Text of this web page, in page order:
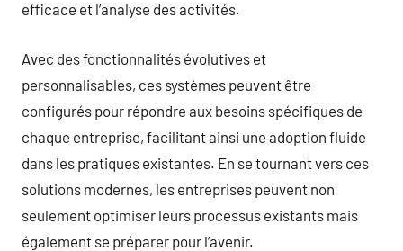
efficace et l’analyse des activités.
Avec des fonctionnalités évolutives et
personnalisables, ces systèmes peuvent être
configurés pour répondre aux besoins spécifiques de
chaque entreprise, facilitant ainsi une adoption fluide
dans les pratiques existantes. En se tournant vers ces
solutions modernes, les entreprises peuvent non
seulement optimiser leurs processus existants mais
également se préparer pour l’avenir.